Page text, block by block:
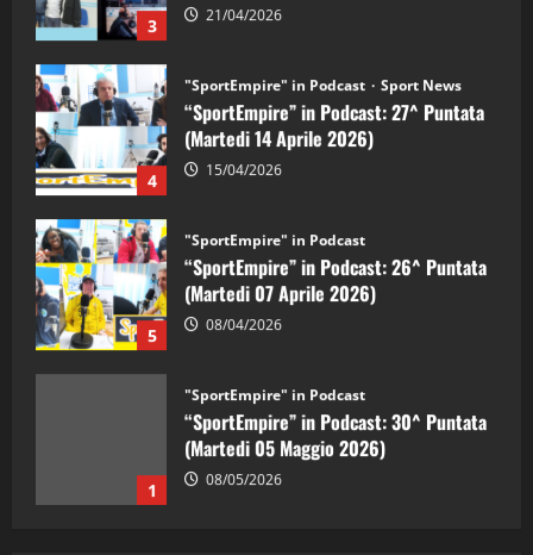
3 21/04/2026
4
"SportEmpire" in Podcast Sport News
“SportEmpire” in Podcast: 27^ Puntata
(Martedi 14 Aprile 2026)
15/04/2026
5
"SportEmpire" in Podcast
“SportEmpire” in Podcast: 26^ Puntata
(Martedi 07 Aprile 2026)
08/04/2026
1
"SportEmpire" in Podcast
“SportEmpire” in Podcast: 30^ Puntata
(Martedi 05 Maggio 2026)
08/05/2026